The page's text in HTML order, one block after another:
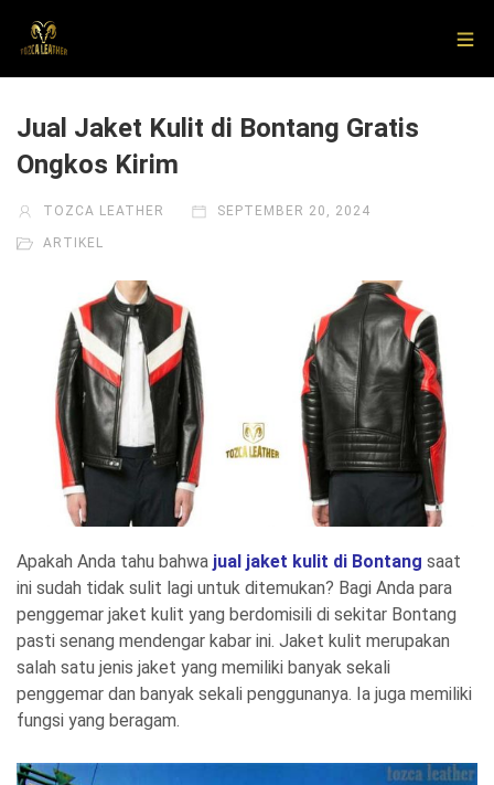
Jual Jaket Kulit di Bontang Gratis
Ongkos Kirim
TOZCA LEATHER SEPTEMBER 20, 2024
ARTIKEL
Apakah Anda tahu bahwa jual jaket kulit di Bontang saat
ini sudah tidak sulit lagi untuk ditemukan? Bagi Anda para
penggemar jaket kulit yang berdomisili di sekitar Bontang
pasti senang mendengar kabar ini. Jaket kulit merupakan
salah satu jenis jaket yang memiliki banyak sekali
penggemar dan banyak sekali penggunanya. Ia juga memiliki
fungsi yang beragam.